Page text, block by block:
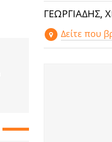
ΓΕΩΡΓΙΑΔΗΣ,
Δείτε που